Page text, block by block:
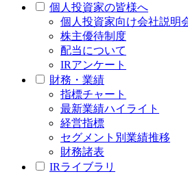
個人投資家の皆様へ
個人投資家向け会社説明
株主優待制度
配当について
IRアンケート
財務・業績
指標チャート
最新業績ハイライト
経営指標
セグメント別業績推移
財務諸表
IRライブラリ